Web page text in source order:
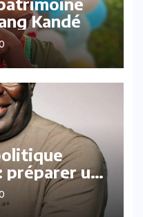
Kandé
préparer une
une